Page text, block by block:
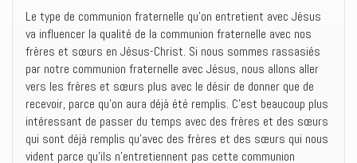
Le type de communion fraternelle qu’on entretient avec Jésus
va influencer la qualité de la communion fraternelle avec nos
frères et sœurs en Jésus-Christ. Si nous sommes rassasiés
par notre communion fraternelle avec Jésus, nous allons aller
vers les frères et sœurs plus avec le désir de donner que de
recevoir, parce qu’on aura déjà été remplis. C’est beaucoup plus
intéressant de passer du temps avec des frères et des sœurs
qui sont déjà remplis qu’avec des frères et des sœurs qui nous
vident parce qu’ils n’entretiennent pas cette communion